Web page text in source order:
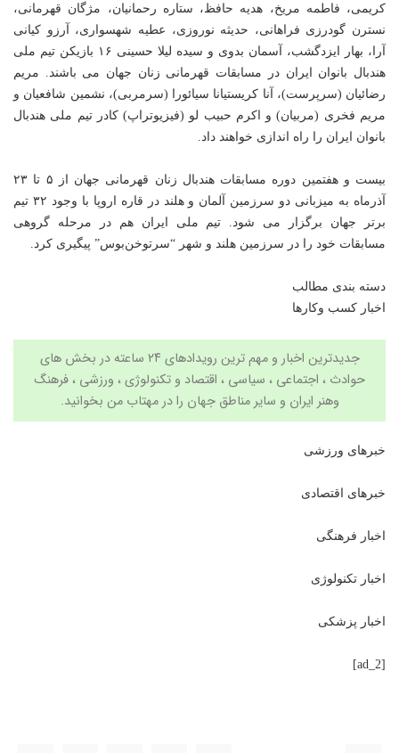
کریمی، فاطمه مریخ، هدیه حافظ، ستاره رحمانیان، مژگان قهرمانی،
نسترن گودرزی فراهانی، حدیثه نوروزی، عطیه شهسواری، آرزو کیانی
آرا، بهار ایزدگشب، آسمان بدوی و سیده لیلا حسینی ۱۶ بازیکن تیم ملی
هندبال بانوان ایران در مسابقات قهرمانی زنان جهان می باشند. مریم
رضائیان (سرپرست)، آنا کریستیانا سیائورا (سرمربی)، نشمین شافعیان و
مریم فخری (مربیان) و اکرم حبیب لو (فیزیوتراپ) کادر تیم ملی هندبال
بانوان ایران را راه اندازی خواهند داد.
بیست و هفتمین دوره مسابقات هندبال زنان قهرمانی جهان از ۵ تا ۲۳
آذرماه به میزبانی دو سرزمین آلمان و هلند در قاره اروپا با وجود ۳۲ تیم
برتر جهان برگزار می شود. تیم ملی ایران هم در مرحله گروهی
مسابقات خود را در سرزمین هلند و شهر “سرتوخن‌بوس” پیگیری کرد.
دسته بندی مطالب
اخبار کسب وکارها
جدیدترین اخبار و مهم ترین رویدادهای ۲۴ ساعته در بخش های
حوادث ، اجتماعی ، سیاسی ، اقتصاد و تکنولوژی، ورزشی ، فرهنگ
وهنر ایران و سایر مناطق جهان را درمهتاب من بخوانید.
خبرهای ورزشی
خبرهای اقتصادی
اخبار فرهنگی
اخبار تکنولوژی
اخبار پزشکی
[ad_2]